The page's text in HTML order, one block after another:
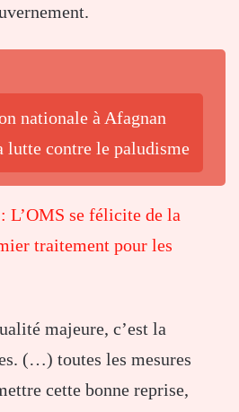
nationale à Afagnan
contre le paludisme
L’OMS se félicite de la
traitement pour les
majeure, c’est la
(…) toutes les mesures
cette bonne reprise,